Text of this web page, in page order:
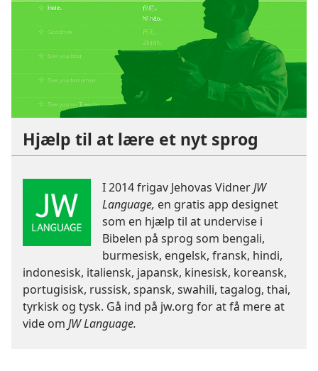
Hjælp til at lære et nyt sprog
I 2014 frigav Jehovas VidnerJW
Language, en gratis app designet
som en hjælp til at undervise i
Bibelen på sprog som bengali,
burmesisk, engelsk, fransk, hindi,
indonesisk, italiensk, japansk, kinesisk, koreansk,
portugisisk, russisk, spansk, swahili, tagalog, thai,
tyrkisk og tysk. Gå ind på jw.org for at få mere at
vide om JW Language.